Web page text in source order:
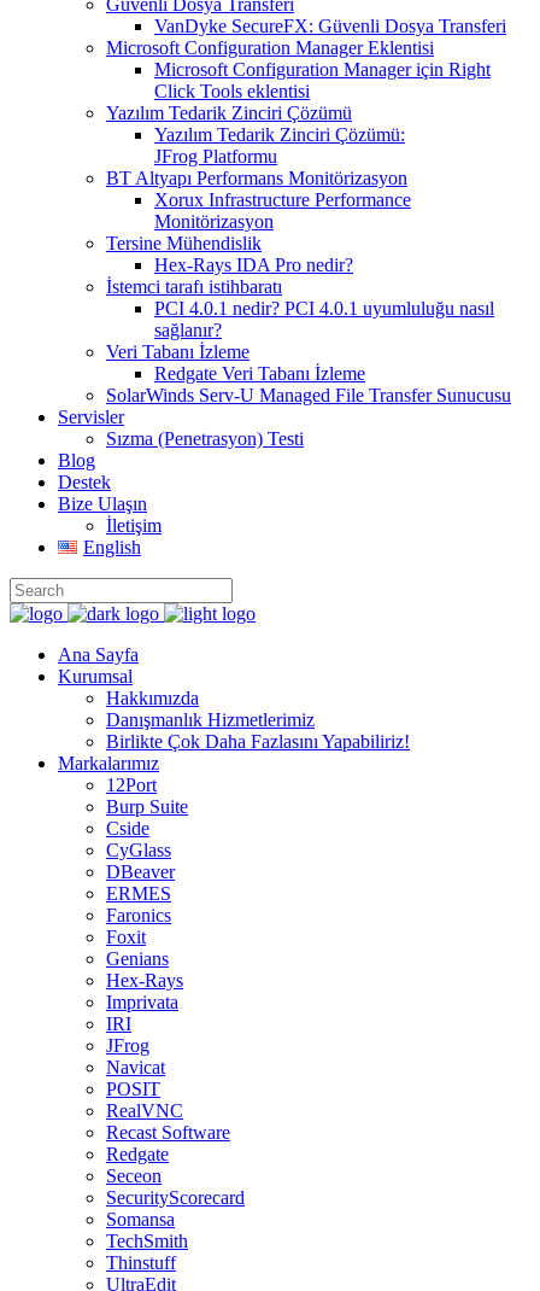
Güvenli Dosya Transferi
VanDyke SecureFX: Güvenli Dosya Transferi
Microsoft Configuration Manager Eklentisi
Microsoft Configuration Manager için Right
Click Tools eklentisi
Yazılım Tedarik Zinciri Çözümü
Yazılım Tedarik Zinciri Çözümü:
JFrog Platformu
BT Altyapı Performans Monitörizasyon
Xorux Infrastructure Performance
Monitörizasyon
Tersine Mühendislik
Hex-Rays IDA Pro nedir?
İstemci tarafı istihbaratı
PCI 4.0.1 nedir? PCI 4.0.1 uyumluluğu nasıl
sağlanır?
Veri Tabanı İzleme
Redgate Veri Tabanı İzleme
SolarWinds Serv-U Managed File Transfer Sunucusu
Servisler
Sızma (Penetrasyon) Testi
Blog
Destek
Bize Ulaşın
İletişim
English
Ana Sayfa
Kurumsal
Hakkımızda
Danışmanlık Hizmetlerimiz
Birlikte Çok Daha Fazlasını Yapabiliriz!
Markalarımız
12Port
Burp Suite
Cside
CyGlass
DBeaver
ERMES
Faronics
Foxit
Genians
Hex-Rays
Imprivata
IRI
JFrog
Navicat
POSIT
RealVNC
Recast Software
Redgate
Seceon
SecurityScorecard
Somansa
TechSmith
Thinstuff
UltraEdit